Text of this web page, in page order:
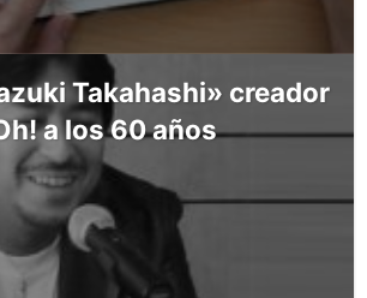
Takahashi» creador
a los 60 años